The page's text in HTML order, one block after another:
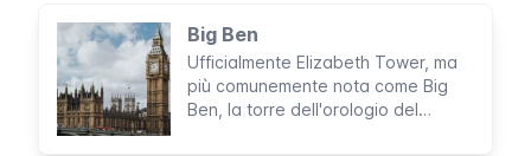
Big Ben
Ufficialmente Elizabeth Tower, ma
più comunemente nota come Big
Ben, la torre dell'orologio del